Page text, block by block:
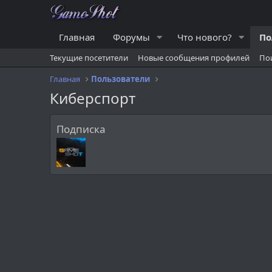
Главная Форумы Что нового?
Текущие посетители Новые сообщения профилей
Главная
Пользователи
Киберспорт
Подписка